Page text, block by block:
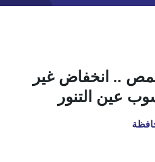
.. انخفاض غير
عين التنور